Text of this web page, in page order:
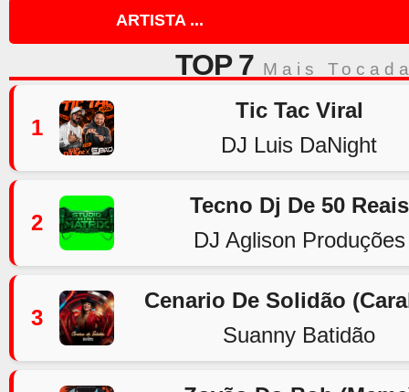
ARTISTA ...
TOP 7 Mais
1
Tic Tac Viral
DJ Luis DaNight
2
Tecno Dj De 50 Reais
DJ Aglison Produções
3
Cenario De Solidão
Suanny Batidão